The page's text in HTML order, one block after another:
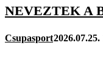
NEVEZTEK A
Csupasport2026.07.25.